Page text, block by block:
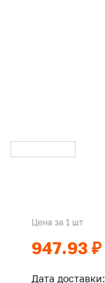
Цена за 1 шт
947.93 ₽
Дата доставки: